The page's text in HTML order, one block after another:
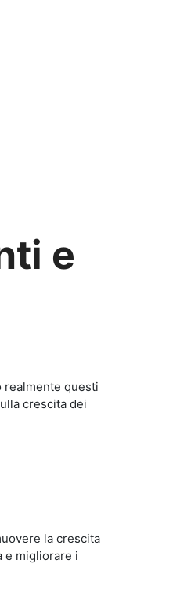
e
realmente questi
crescita dei
la crescita
e migliorare i